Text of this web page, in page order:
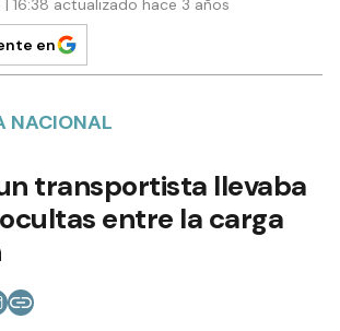
16:38 actualizado hace 3 años
en
NACIONAL
transportista llevaba
entre la carga